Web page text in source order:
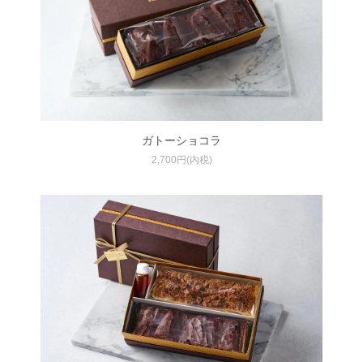
ガトーショコラ
2,700円(内税)